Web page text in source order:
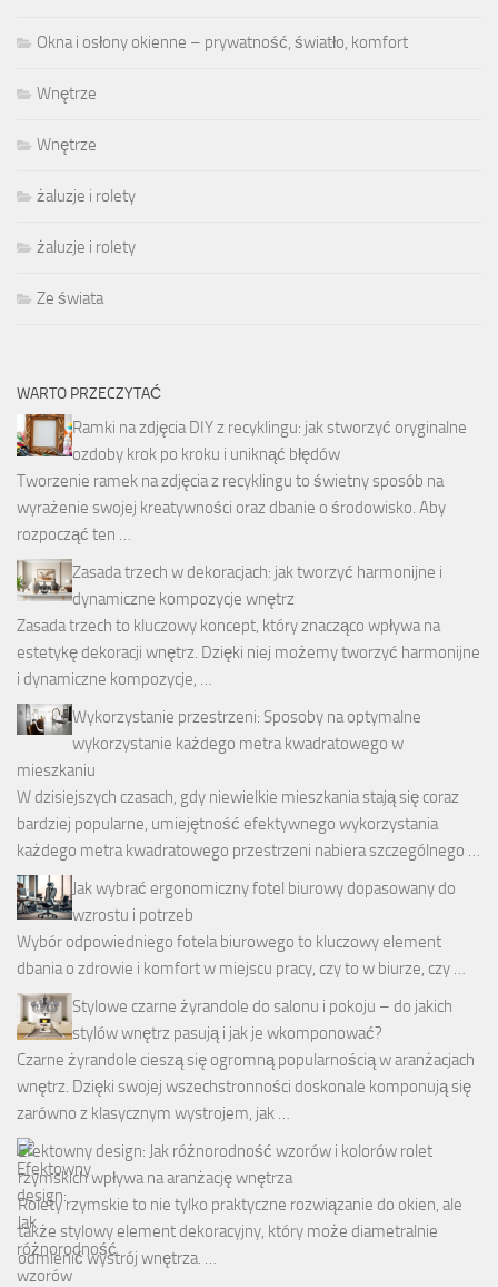
Okna i osłony okienne – prywatność, światło, komfort
Wnętrze
Wnętrze
żaluzje i rolety
żaluzje i rolety
Ze świata
WARTO PRZECZYTAĆ
Ramki na zdjęcia DIY z recyklingu: jak stworzyć oryginalne
ozdoby krok po kroku i uniknąć błędów
Tworzenie ramek na zdjęcia z recyklingu to świetny sposób na
wyrażenie swojej kreatywności oraz dbanie o środowisko. Aby
rozpocząć ten …
Zasada trzech w dekoracjach: jak tworzyć harmonijne i
dynamiczne kompozycje wnętrz
Zasada trzech to kluczowy koncept, który znacząco wpływa na
estetykę dekoracji wnętrz. Dzięki niej możemy tworzyć harmonijne
i dynamiczne kompozycje, …
Wykorzystanie przestrzeni: Sposoby na optymalne
wykorzystanie każdego metra kwadratowego w
mieszkaniu
W dzisiejszych czasach, gdy niewielkie mieszkania stają się coraz
bardziej popularne, umiejętność efektywnego wykorzystania
każdego metra kwadratowego przestrzeni nabiera szczególnego …
Jak wybrać ergonomiczny fotel biurowy dopasowany do
wzrostu i potrzeb
Wybór odpowiedniego fotela biurowego to kluczowy element
dbania o zdrowie i komfort w miejscu pracy, czy to w biurze, czy …
Stylowe czarne żyrandole do salonu i pokoju – do jakich
stylów wnętrz pasują i jak je wkomponować?
Czarne żyrandole cieszą się ogromną popularnością w aranżacjach
wnętrz. Dzięki swojej wszechstronności doskonale komponują się
zarówno z klasycznym wystrojem, jak …
Efektowny design: Jak różnorodność wzorów i kolorów rolet
rzymskich wpływa na aranżację wnętrza
Rolety rzymskie to nie tylko praktyczne rozwiązanie do okien, ale
także stylowy element dekoracyjny, który może diametralnie
odmienić wystrój wnętrza. …